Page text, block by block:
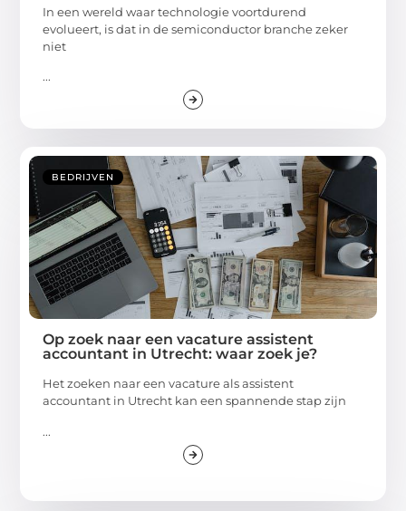
In een wereld waar technologie voortdurend
evolueert, is dat in de semiconductor branche zeker
niet
...
BEDRIJVEN
Op zoek naar een vacature assistent
accountant in Utrecht: waar zoek je?
Het zoeken naar een vacature als assistent
accountant in Utrecht kan een spannende stap zijn
...